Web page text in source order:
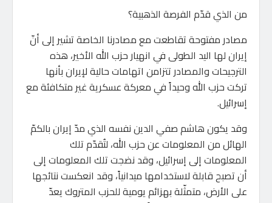
من الذي قدّم الفرصة الذهبية؟
مصادر مفتوحة تقاطعت مع مصادرنا الخاصة تشير إلى أنّ
إيران لها اليد الطولى في انهيار حزب الله الأخير، هذه
الترجيحات والمصادر تتزامن اتهامات حالية لإيران بأنها
تركت حزب الله وحيداً في معركة عسكرية غير متكافئة مع
إسرائيل.
وقد يكون هاشم صفي الدين نفسه الذي مدّ إيران بالكمّ
الهائل من المعلومات عن حزب الله، لتُقدّم تلك
المعلومات إلى إسرائيل، وقد نضجت تلك المعلومات إلى
أن تصبح قابلة لاستخدامها ميدانياً، وقد انعكست نتائجها
على الأرض، متمثّلة بهزائم يومية للحزب المتروك يعدّ